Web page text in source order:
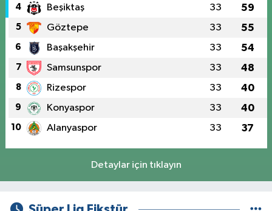
4 Beşiktaş 33 59
5 Göztepe 33 55
6 Başakşehir 33 54
7 Samsunspor 33 48
8 Rizespor 33 40
9 Konyaspor 33 40
10 Alanyaspor 33 37
Detaylar için tıklayın